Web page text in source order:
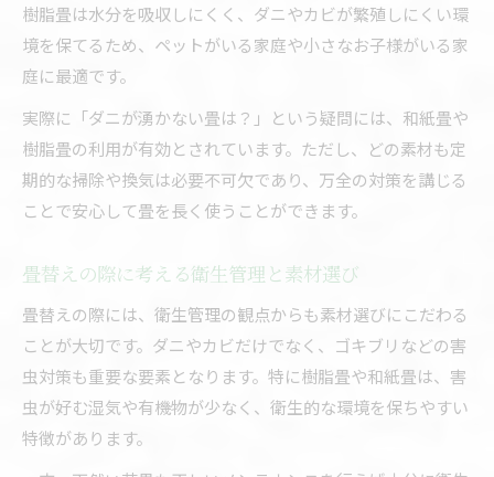
樹脂畳は水分を吸収しにくく、ダニやカビが繁殖しにくい環
境を保てるため、ペットがいる家庭や小さなお子様がいる家
庭に最適です。
実際に「ダニが湧かない畳は？」という疑問には、和紙畳や
樹脂畳の利用が有効とされています。ただし、どの素材も定
期的な掃除や換気は必要不可欠であり、万全の対策を講じる
ことで安心して畳を長く使うことができます。
畳替えの際に考える衛生管理と素材選び
畳替えの際には、衛生管理の観点からも素材選びにこだわる
ことが大切です。ダニやカビだけでなく、ゴキブリなどの害
虫対策も重要な要素となります。特に樹脂畳や和紙畳は、害
虫が好む湿気や有機物が少なく、衛生的な環境を保ちやすい
特徴があります。